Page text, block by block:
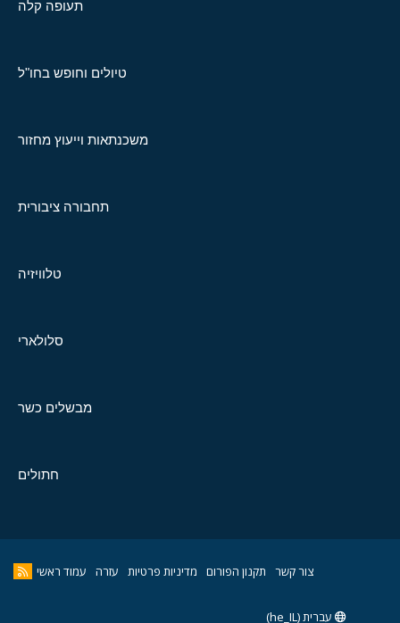
תעופה קלה
טיולים וחופש בחו"ל
משכנתאות וייעוץ מחזור
תחבורה ציבורית
טלוויזיה
סלולארי
מבשלים כשר
חתולים
צור קשר תקנון הפורום מדיניות פרטיות עזרה עמוד ראשי
עברית (he_IL)